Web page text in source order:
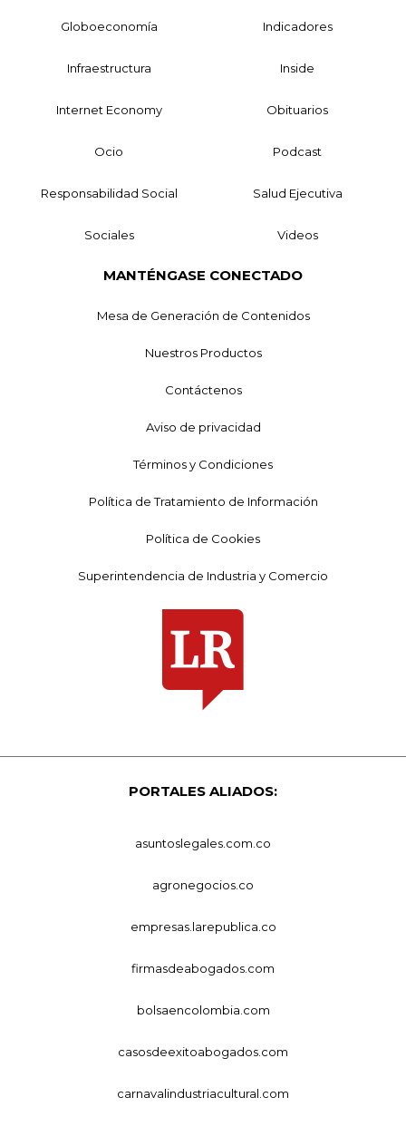
Globoeconomía Indicadores
Infraestructura Inside
Internet Economy Obituarios
Ocio Podcast
Responsabilidad Social Salud Ejecutiva
Sociales Videos
MANTÉNGASE CONECTADO
Mesa de Generación de Contenidos
Nuestros Productos
Contáctenos
Aviso de privacidad
Términos y Condiciones
Política de Tratamiento de Información
Política de Cookies
Superintendencia de Industria y Comercio
PORTALES ALIADOS:
asuntoslegales.com.co
agronegocios.co
empresas.larepublica.co
firmasdeabogados.com
bolsaencolombia.com
casosdeexitoabogados.com
carnavalindustriacultural.com